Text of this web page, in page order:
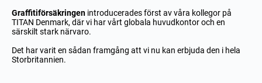
Graffitiförsäkringen introducerades först av våra kollegor på
TITAN Denmark, där vi har vårt globala huvudkontor och en
särskilt stark närvaro.
Det har varit en sådan framgång att vi nu kan erbjuda den i hela
Storbritannien.